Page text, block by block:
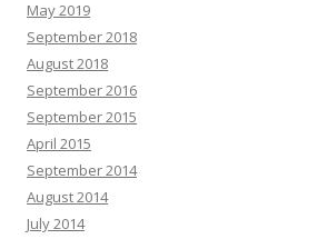
May 2019
September 2018
August 2018
September 2016
September 2015
April 2015
September 2014
August 2014
July 2014